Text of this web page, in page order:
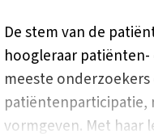
De stem van de
hoogleraar patiënten-
meeste
patiëntenparticipatie,
vormgeven. Met haar